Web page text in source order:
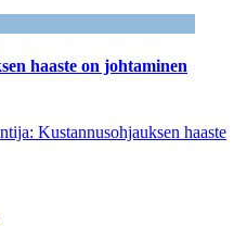
haaste on johtaminen
Kustannusohjauksen haaste